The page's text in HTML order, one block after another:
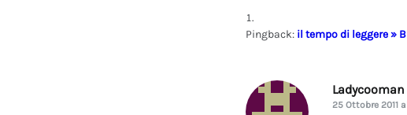
Pingback: il tempo di leggere »
Ladycooman
25 Ottobre 2011